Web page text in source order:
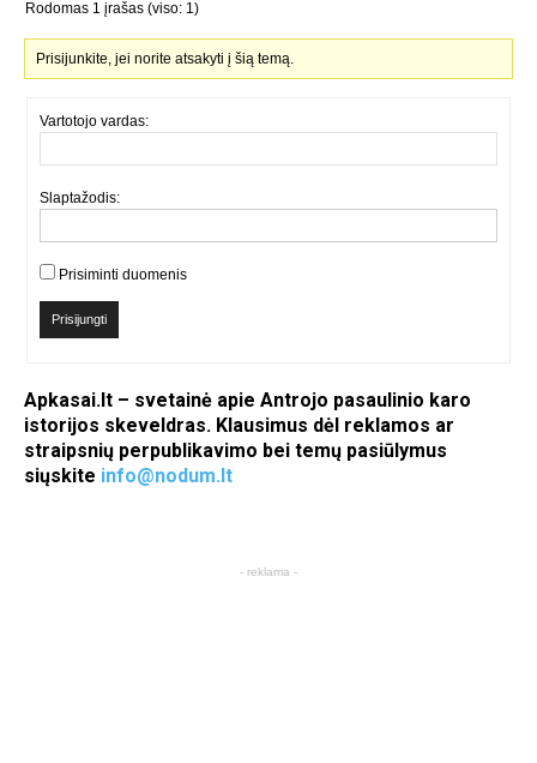
Rodomas 1 įrašas (viso: 1)
Prisijunkite, jei norite atsakyti į šią temą.
Vartotojo vardas:
Slaptažodis:
Prisiminti duomenis
Prisijungti
Apkasai.lt – svetainė apie Antrojo pasaulinio karo
istorijos skeveldras. Klausimus dėl reklamos ar
straipsnių perpublikavimo bei temų pasiūlymus
siųskite info@nodum.lt
- reklama -